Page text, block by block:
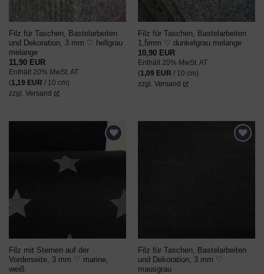
Filz für Taschen, Bastelarbeiten
und Dekoration, 3 mm ♡ hellgrau
melange
11,90 EUR
Enthält 20% MwSt. AT
(1,19 EUR / 10 cm)
zzgl. Versand
Filz für Taschen, Bastelarbeiten
1,5mm ♡ dunkelgrau melange
10,90 EUR
Enthält 20% MwSt. AT
(1,09 EUR / 10 cm)
zzgl. Versand
AUF DEN
WUNSCHZETTEL
Filz mit Sternen auf der
Vorderseite, 3 mm ♡ marine,
weiß
Filz für Taschen, Bastelarbeiten
und Dekoration, 3 mm ♡
mausgrau